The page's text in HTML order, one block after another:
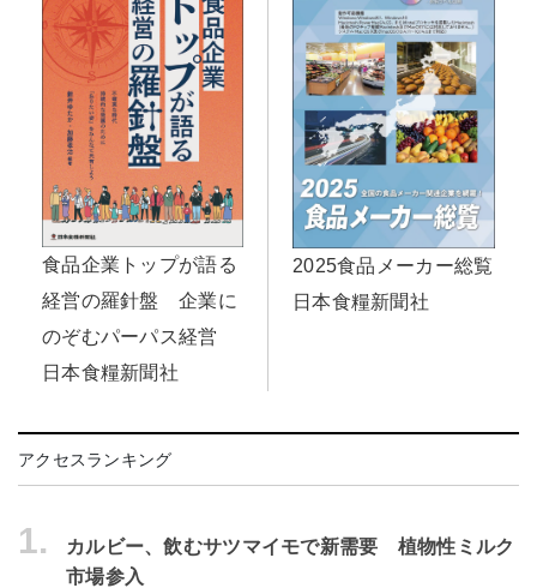
食品企業トップが語る
経営の羅針盤 企業に
のぞむパーパス経営
日本食糧新聞社
2025食品メーカー総覧
日本食糧新聞社
アクセスランキング
1.
カルビー、飲むサツマイモで新需要 植物性ミルク
市場参入